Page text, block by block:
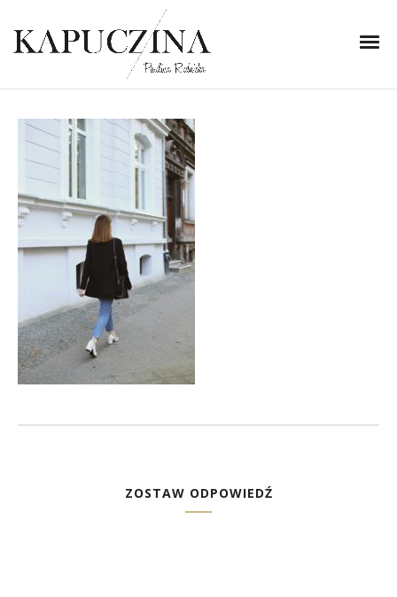
4 listopada 2017
IMG_2353
Written by
ZOSTAW ODPOWIEDŹ